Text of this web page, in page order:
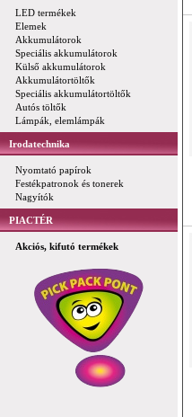
LED termékek
Elemek
Akkumulátorok
Speciális akkumulátorok
Külső akkumulátorok
Akkumulátortöltők
Speciális akkumulátortöltők
Autós töltők
Lámpák, elemlámpák
Irodatechnika
Nyomtató papírok
Festékpatronok és tonerek
Nagyítók
PIACTÉR
Akciós, kifutó termékek